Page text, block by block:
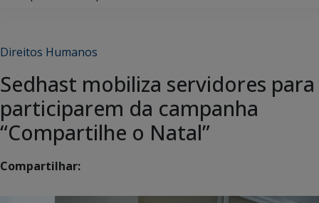
Direitos Humanos
Sedhast mobiliza servidores para
participarem da campanha
“Compartilhe o Natal”
Compartilhar: